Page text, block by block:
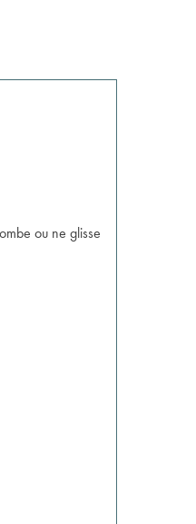
ou ne glisse